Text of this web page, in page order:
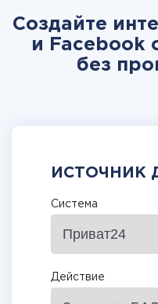
Создайте
и Facebook
без
ИСТОЧНИК
Система
Действие